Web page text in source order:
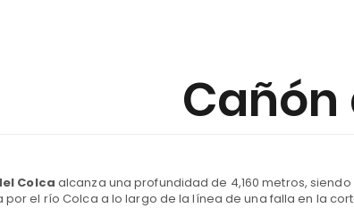
Cañón
Colca alcanza una profundidad de 4,160 metros,
el río Colca a lo largo de la línea de una falla en la